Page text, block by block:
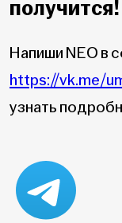
Напиши NEO в
https://vk.me/
узнать